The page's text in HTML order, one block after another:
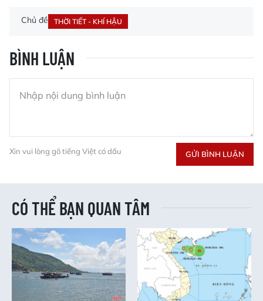
Chủ đề THỜI TIẾT - KHÍ HẬU
BÌNH LUẬN
Xin vui lòng gõ tiếng Việt có dấu GỬI BÌNH LUẬN
CÓ THỂ BẠN QUAN TÂM